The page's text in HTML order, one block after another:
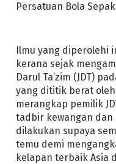
Persatuan Bola
Ilmu yang diperolehi
kerana sejak
Darul Ta’zim (JDT)
yang dititik berat
merangkap pemilik
tadbir kewangan dan
dilakukan supaya
temu demi
kelapan terbaik Asia